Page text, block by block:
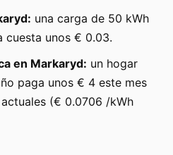
una carga de 50 kWh
cuesta unos € 0.03.
en Markaryd: un hogar
paga unos € 4 este mes
(€ 0.0706 /kWh